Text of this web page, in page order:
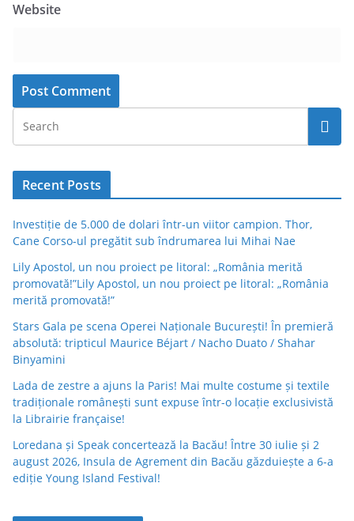
Website
Recent Posts
Investiție de 5.000 de dolari într-un viitor campion. Thor,
Cane Corso-ul pregătit sub îndrumarea lui Mihai Nae
Lily Apostol, un nou proiect pe litoral: „România merită
promovată!”Lily Apostol, un nou proiect pe litoral: „România
merită promovată!”
Stars Gala pe scena Operei Naționale București! În premieră
absolută: tripticul Maurice Béjart / Nacho Duato / Shahar
Binyamini
Lada de zestre a ajuns la Paris! Mai multe costume și textile
tradiționale românești sunt expuse într-o locație exclusivistă
la Librairie française!
Loredana și Speak concertează la Bacău! Între 30 iulie și 2
august 2026, Insula de Agrement din Bacău găzduiește a 6-a
ediție Young Island Festival!